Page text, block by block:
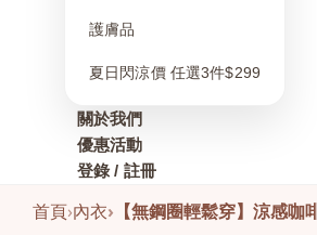
護膚品
夏日閃涼價 任選3件$299
關於我們
優惠活動
登錄 / 註冊
首頁›內衣› 【無鋼圈輕鬆穿】涼感咖